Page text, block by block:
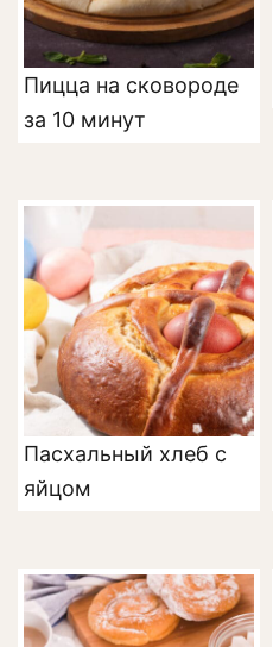
Пицца на сковороде
за 10 минут
Пасхальный хлеб с
яйцом